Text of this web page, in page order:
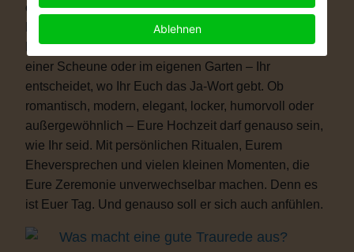
oder zu unpersönlich. Eine Freie Trauung schenkt
Euch genau das, was Ihr Euch wünscht: völlige
Freiheit. Ob auf einer Wiese, am See, im Schloss, in
einer Scheune oder im eigenen Garten – Ihr
entscheidet, wo Ihr Euch das Ja-Wort gebt. Ob
romantisch, modern, elegant, locker, humorvoll oder
außergewöhnlich – Eure Hochzeit darf genauso sein,
wie Ihr seid. Mit persönlichen Ritualen, Eurem
Eheversprechen und vielen kleinen Momenten, die
Eure Zeremonie unverwechselbar machen. Denn es
ist Euer Tag. Und genauso soll er sich auch anfühlen.
Was macht eine gute Traurede aus?
Ablehnen